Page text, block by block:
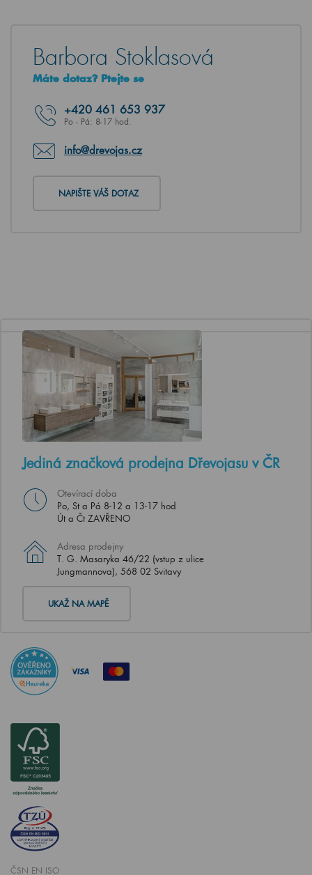
Barbora Stoklasová
Máte dotaz? Ptejte se
+420 461 653 937
Po - Pá: 8-17 hod.
info@drevojas.cz
NAPIŠTE VÁŠ DOTAZ
Jediná značková prodejna Dřevojasu v ČR
Otevírací doba
Po, St a Pá 8-12 a 13-17 hod
Út a Čt ZAVŘENO
Adresa prodejny
T. G. Masaryka 46/22 (vstup z ulice
Jungmannova), 568 02 Svitavy
UKAŽ NA MAPĚ
ČSN EN ISO